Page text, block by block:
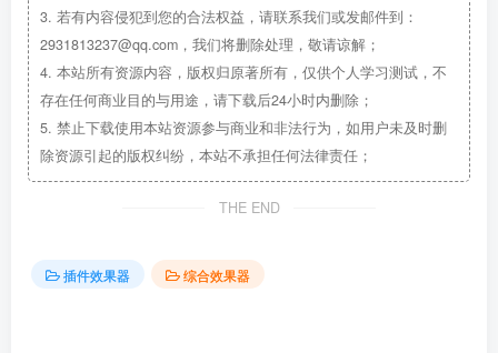
3. 若有内容侵犯到您的合法权益，请联系我们或发邮件到：
2931813237@qq.com，我们将删除处理，敬请谅解；
4. 本站所有资源内容，版权归原著所有，仅供个人学习测试，不
存在任何商业目的与用途，请下载后24小时内删除；
5. 禁止下载使用本站资源参与商业和非法行为，如用户未及时删
除资源引起的版权纠纷，本站不承担任何法律责任；
THE END
插件效果器 综合效果器